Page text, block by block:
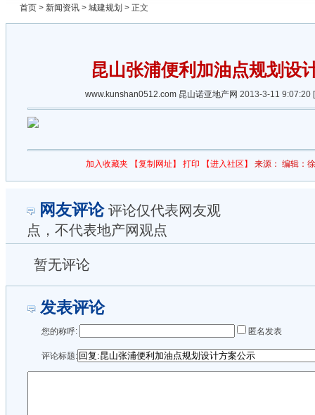
首页 > 新闻资讯 > 城建规划 > 正文
昆山张浦便利加油点规划设
www.kunshan0512.com 昆山诺亚地产网 2013-3-11 9:07:20
加入收藏夹 【复制网址】 打印 【进入社区】 来源： 编辑：
网友评论评论仅代表网友观
点，不代表地产网观点
暂无评论
发表评论
您的称呼: 匿名发表
评论标题: